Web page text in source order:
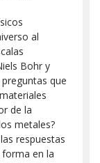
al
Bohr y
que
de la
metales?
respuestas
en la